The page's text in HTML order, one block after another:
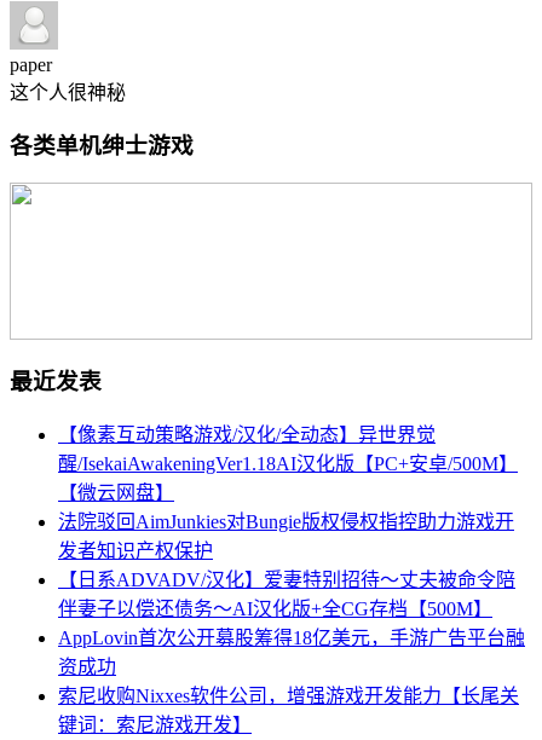
paper
这个人很神秘
各类单机绅士游戏
最近发表
【像素互动策略游戏/汉化/全动态】异世界觉
醒/IsekaiAwakeningVer1.18AI汉化版【PC+安卓/500M】
【微云网盘】
法院驳回AimJunkies对Bungie版权侵权指控助力游戏开
发者知识产权保护
【日系ADVADV/汉化】爱妻特别招待～丈夫被命令陪
伴妻子以偿还债务～AI汉化版+全CG存档【500M】
AppLovin首次公开募股筹得18亿美元，手游广告平台融
资成功
索尼收购Nixxes软件公司，增强游戏开发能力【长尾关
键词：索尼游戏开发】